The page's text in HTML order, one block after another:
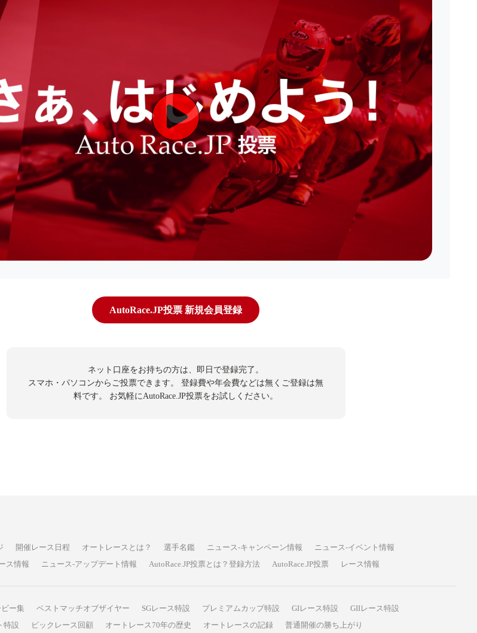
AutoRace.JP投票 新規会員登録
ネット口座をお持ちの方は、即日で登録完了。
スマホ・パソコンからご投票できます。
登録費や年会費などは無くご登録は無
料です。
お気軽にAutoRace.JP投票をお試しください。
開催レース日程 オートレースとは？ 選手名鑑 ニュース-キャンペーン情報
ニュース-イベント情報
ス情報
ニュース-アップデート情報 AutoRace.JP投票とは？登録方法 AutoRace.JP投票 レース情報
ー集 ベストマッチオブザイヤー SGレース特設 プレミアムカップ特設 GIレース特設
GIIレース特設
特設
ビックレース回顧 オートレース70年の歴史 オートレースの記録 普通開催の勝ち上がり